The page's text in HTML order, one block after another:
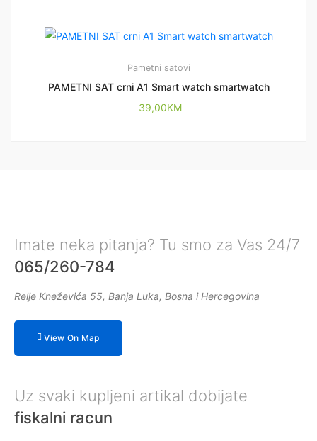
Pametni satovi
PAMETNI SAT crni A1 Smart watch smartwatch
39,00KM
Imate neka pitanja? Tu smo za Vas 24/7
065/260-784
Relje Kneževića 55, Banja Luka, Bosna i Hercegovina
View On Map
Uz svaki kupljeni artikal dobijate
fiskalni racun